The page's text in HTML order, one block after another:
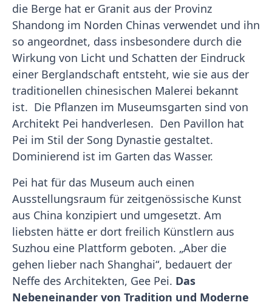
die Berge hat er Granit aus der Provinz
Shandong im Norden Chinas verwendet und ihn
so angeordnet, dass insbesondere durch die
Wirkung von Licht und Schatten der Eindruck
einer Berglandschaft entsteht, wie sie aus der
traditionellen chinesischen Malerei bekannt
ist. Die Pflanzen im Museumsgarten sind von
Architekt Pei handverlesen. Den Pavillon hat
Pei im Stil der Song Dynastie gestaltet.
Dominierend ist im Garten das Wasser.
Pei hat für das Museum auch einen
Ausstellungsraum für zeitgenössische Kunst
aus China konzipiert und umgesetzt. Am
liebsten hätte er dort freilich Künstlern aus
Suzhou eine Plattform geboten. „Aber die
gehen lieber nach Shanghai“, bedauert der
Neffe des Architekten, Gee Pei. Das
Nebeneinander von Tradition und Moderne